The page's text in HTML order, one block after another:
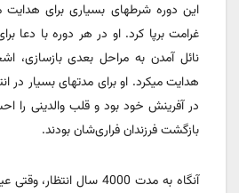
این دوره شرطهای بسیاری برای
غرامت برپا کرد. او در هر دوره با دعا
نائل آمدن به مراحل بعدی بازسازی،
هدایت میکرد. او برای مدتهای بسیار در
در آفرینش خود بود و قلب والدینی را
بازگشت فرزندان فرار‌ی‌شان بودند.
آنگاه به مدت 4000 سال